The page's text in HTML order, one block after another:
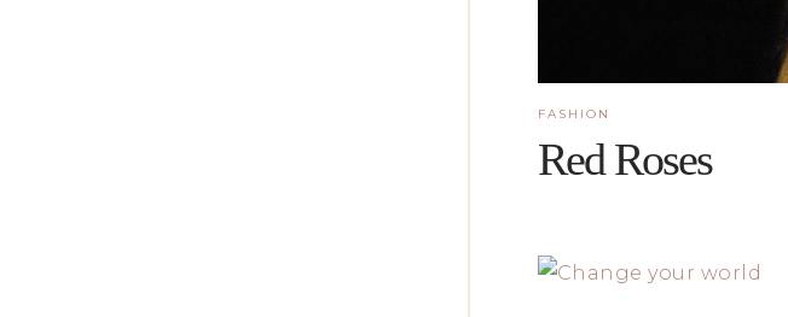
FASHION
Red Roses